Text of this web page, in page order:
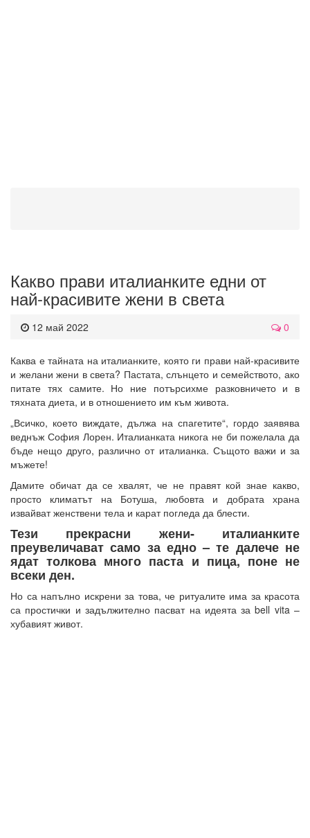
Какво прави италианките едни от
най-красивите жени в света
12 май 2022 0
Каква е тайната на италианките, която ги прави най-красивите
и желани жени в света? Пастата, слънцето и семейството, ако
питате тях самите. Но ние потърсихме разковничето и в
тяхната диета, и в отношението им към живота.
„Всичко, което виждате, дължа на спагетите“, гордо заявява
веднъж София Лорен. Италианката никога не би пожелала да
бъде нещо друго, различно от италианка. Същото важи и за
мъжете!
Дамите обичат да се хвалят, че не правят кой знае какво,
просто климатът на Ботуша, любовта и добрата храна
извайват женствени тела и карат погледа да блести.
Тези прекрасни жени- италианките
преувеличават само за едно – те далече не
ядат толкова много паста и пица, поне не
всеки ден.
Но са напълно искрени за това, че ритуалите има за красота
са простички и задължително пасват на идеята за bell vita –
хубавият живот.